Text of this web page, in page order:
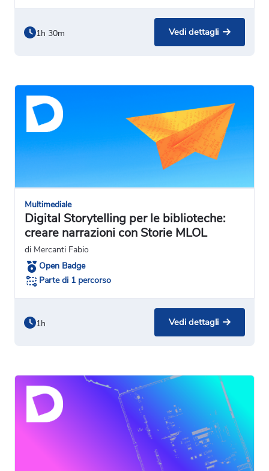
1h 30m Vedi dettagli
Multimediale
Digital Storytelling per le biblioteche:
creare narrazioni con Storie MLOL
di Mercanti Fabio
Open Badge
Parte di 1 percorso
1h Vedi dettagli